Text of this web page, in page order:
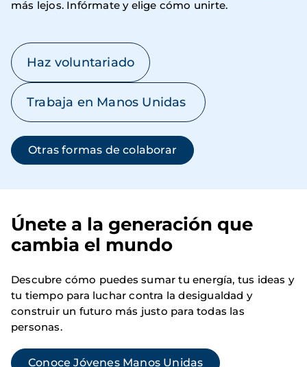
más lejos. Infórmate y elige cómo unirte.
Haz voluntariado
Trabaja en Manos Unidas
Otras formas de colaborar
Únete a la generación que
cambia el mundo
Descubre cómo puedes sumar tu energía, tus ideas y
tu tiempo para luchar contra la desigualdad y
construir un futuro más justo para todas las
personas.
Conoce Jóvenes Manos Unidas